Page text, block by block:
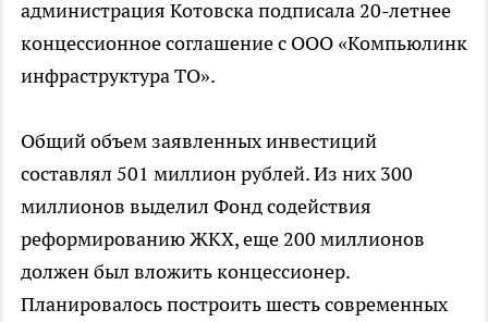
администрация Котовска подписала 20-летнее
концессионное соглашение с ООО «Компьюлинк
инфраструктура ТО».
Общий объем заявленных инвестиций
составлял 501 миллион рублей. Из них 300
миллионов выделил Фонд содействия
реформированию ЖКХ, еще 200 миллионов
должен был вложить концессионер.
Планировалось построить шесть современных